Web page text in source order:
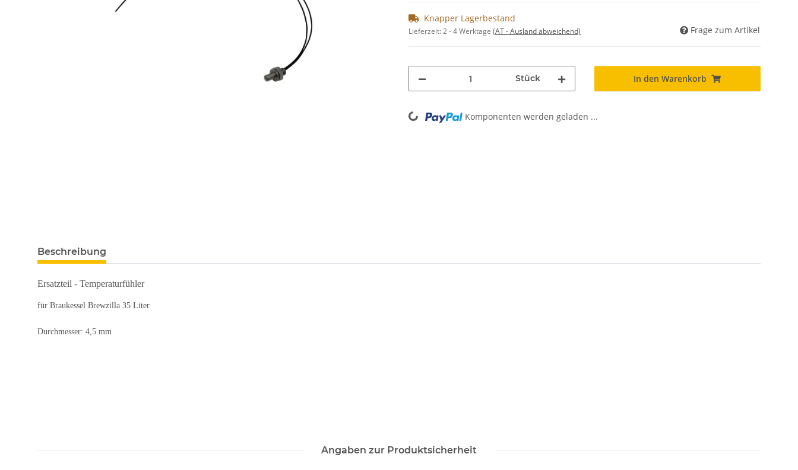
Knapper Lagerbestand
Lieferzeit:2 - 4 Werktage (AT - Ausland abweichend) Frage zum Artikel
Stück In den Warenkorb
Loading... Komponenten werden geladen ...
Beschreibung
Ersatzteil - Temperaturfühler
für Braukessel Brewzilla 35 Liter
Durchmesser: 4,5 mm
Angaben zur Produktsicherheit